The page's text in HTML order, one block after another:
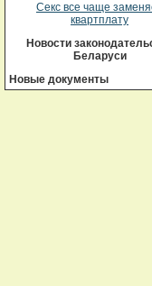
Секс все чаще
квартплату
Новости
Беларуси
Новые документы